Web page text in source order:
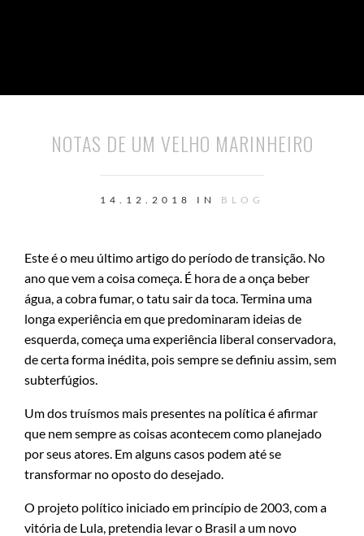
NOTAS DE UM VELHO MARINHEIRO
14.12.2018 IN BLOG
Este é o meu último artigo do período de transição. No
ano que vem a coisa começa. É hora de a onça beber
água, a cobra fumar, o tatu sair da toca. Termina uma
longa experiência em que predominaram ideias de
esquerda, começa uma experiência liberal conservadora,
de certa forma inédita, pois sempre se definiu assim, sem
subterfúgios.
Um dos truísmos mais presentes na política é afirmar
que nem sempre as coisas acontecem como planejado
por seus atores. Em alguns casos podem até se
transformar no oposto do desejado.
O projeto político iniciado em princípio de 2003, com a
vitória de Lula, pretendia levar o Brasil a um novo